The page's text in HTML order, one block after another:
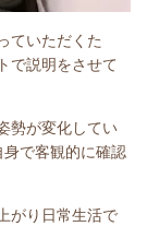
ていただくた
で説明をさせて
勢が変化してい
で客観的に確認
がり日常生活で